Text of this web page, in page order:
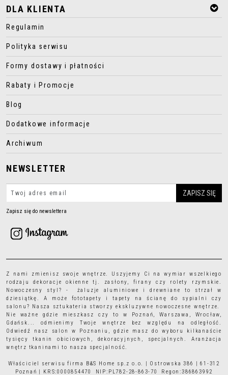
DLA KLIENTA
Regulamin
Polityka serwisu
Formy dostawy i płatności
Rabaty i Promocje
Blog
Dodatkowe informacje
Archiwum
NEWSLETTER
Zapisz się do newslettera
Z nami zmienisz swoje wnętrze. Uszyjemy Ci na wymiar wszelkiego
rodzajudekoracje okienne tj. zasłony, firany czy rolety rzymskie.
Nowoczesny styl? - żaluzje aluminiowe i drewniane to strzał w
dziesiątkę. A może fototapety i tapety
na ścianę do sypialni czy
salonu? Nasza sztukateria stworzy ekskluzywne nowoczesne wnętrze.
Nie ważne gdzie mieszkasz czy to w Poznań, Warszawa, Wrocław,
Gdańsk... odmienimy Twoje wnętrze bez względu na odległość.
Odwiedź nasz salon w Poznaniu, gdzie masz do wyboru kilkanaście
tysięcytkanin obiciowych , dekoracyjnych, specjalnych. Aranżacja
wnętrz tkaninami to nasza specjalność.
Właściciel serwisu firma B&S Home sp.z o.o. | Ostrowska 386 | 61-312
Poznań | KRS:0000854470 NIP:PL782-28-863-70 Regon:386863992